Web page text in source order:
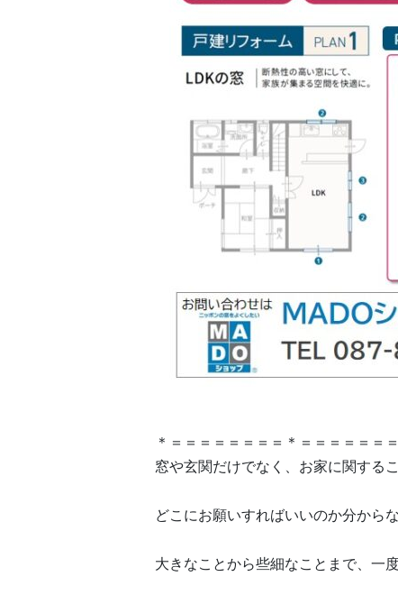
＊＝＝＝＝＝＝＝＝＊＝＝＝＝＝＝
窓や玄関だけでなく、お家に関する
どこにお願いすればいいのか分から
大きなことから些細なことまで、一